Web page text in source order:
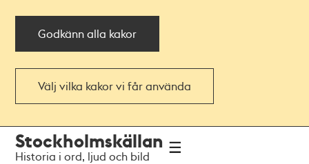
Godkänn alla kakor
Välj vilka kakor vi får använda
navigationen
huvudinnehållet
Stockholmskällan
Historia i ord, ljud och bild